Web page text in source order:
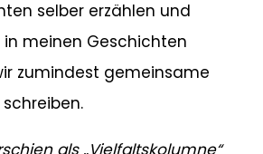
selber erzählen und
in meinen Geschichten
zumindest gemeinsame
als „Vielfaltskolumne“